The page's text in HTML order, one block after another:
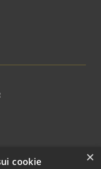
×
cookie